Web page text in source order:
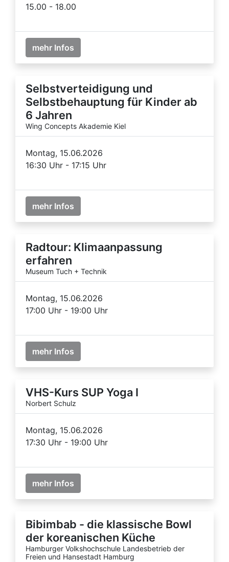
15.00 - 18.00
mehr Infos
Selbstverteidigung und
Selbstbehauptung für Kinder ab
6 Jahren
Wing Concepts Akademie Kiel
Montag, 15.06.2026
16:30 Uhr - 17:15 Uhr
mehr Infos
Radtour: Klimaanpassung
erfahren
Museum Tuch + Technik
Montag, 15.06.2026
17:00 Uhr - 19:00 Uhr
mehr Infos
VHS-Kurs SUP Yoga I
Norbert Schulz
Montag, 15.06.2026
17:30 Uhr - 19:00 Uhr
mehr Infos
Bibimbab - die klassische Bowl
der koreanischen Küche
Hamburger Volkshochschule Landesbetrieb der
Freien und Hansestadt Hamburg